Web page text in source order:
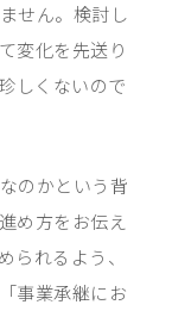
せん。検討し
変化を先送り
しくないので
のかという背
め方をお伝え
られるよう、
事業承継にお